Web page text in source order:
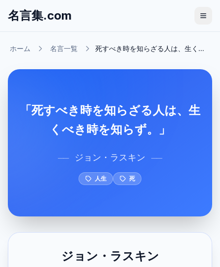
名言集.com
ホーム 名言一覧 死すべき時を知らざる人は、生く...
「死すべき時を知らざる人は、生
くべき時を知らず。」
── ジョン・ラスキン ──
人生 死
ジョン・ラスキン